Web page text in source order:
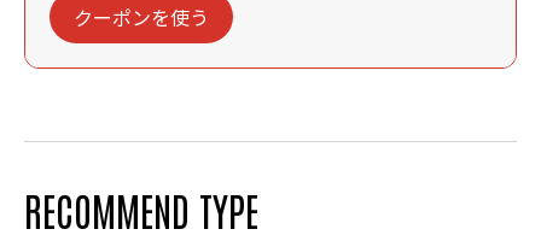
クーポンを使う
RECOMMEND TYPE